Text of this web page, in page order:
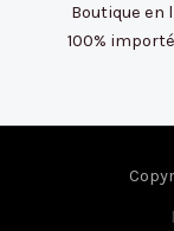
Boutique en
100%